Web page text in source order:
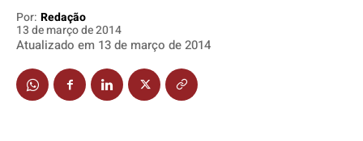
Justiça
Segurança
Justiça
Segurança
Justiça
Segurança
Justiça
Segurança
Por: Redação
13 de março de 2014
Atualizado em 13 de março de 2014